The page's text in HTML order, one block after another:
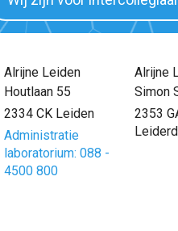
Alrijne Leiden
Houtlaan 55
2334 CK Leiden
Administratie
laboratorium: 088 -
4500 800
Alrijne
Simon
2353